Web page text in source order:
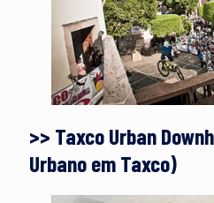
>> Taxco Urban
Urbano em Taxco)